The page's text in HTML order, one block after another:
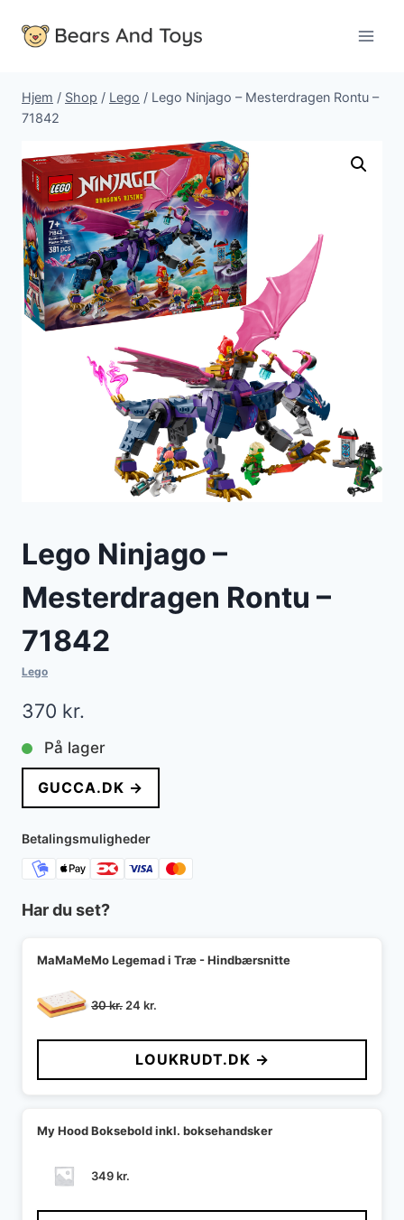
Hjem / Shop / Lego / Lego Ninjago – Mesterdragen Rontu –
71842
Lego Ninjago –
Mesterdragen Rontu –
71842
Lego
370 kr.
På lager
GUCCA.DK →
Betalingsmuligheder
Har du set?
MaMaMeMo Legemad i Træ - Hindbærsnitte
30kr. Den
pris
var:
30 kr..
24 kr.
pris
er:
24 kr..
LOUKRUDT.DK →
My Hood Boksebold inkl. boksehandsker
349kr.